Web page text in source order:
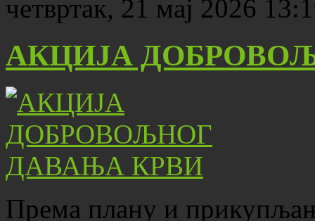
четвртак, 21 мај 2026
АКЦИЈА
Према плану и